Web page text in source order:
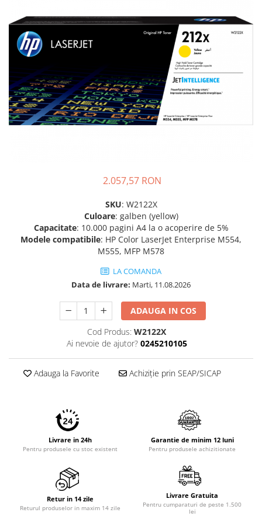
Hard disk-uri externe
Card reader
Adaptoare PCI / PCIe
Accesorii retelistica
PDU
2.057,57 RON
SKU: W2122X
Culoare: galben (yellow)
Capacitate: 10.000 pagini A4 la o acoperire de 5%
Modele compatibile: HP Color LaserJet Enterprise M554,
M555, MFP M578
LA COMANDA
Data de livrare: Marti, 11.08.2026
ADAUGA IN COS
Cod Produs: W2122X
Ai nevoie de ajutor? 0245210105
Adauga la Favorite Achiziție prin SEAP/SICAP
Livrare in 24h
Pentru produsele cu stoc existent
Garantie de minim 12 luni
Pentru produsele achizitionate
Retur in 14 zile
Returul produselor in maxim 14 zile
Livrare Gratuita
Pentru cumparaturi de peste 1.500
lei